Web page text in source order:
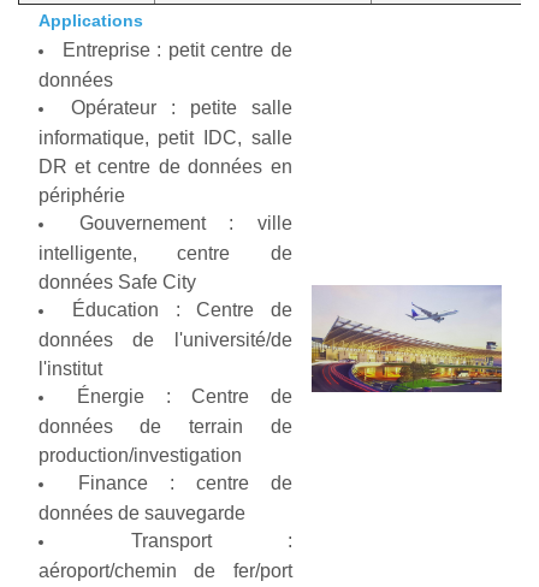
Applications
Entreprise : petit centre de
données
Opérateur : petite salle
informatique, petit IDC, salle
DR et centre de données en
périphérie
Gouvernement : ville
intelligente, centre de
données Safe City
Éducation : Centre de
données de l'université/de
l'institut
Énergie : Centre de
données de terrain de
production/investigation
Finance : centre de
données de sauvegarde
Transport :
aéroport/chemin de fer/port